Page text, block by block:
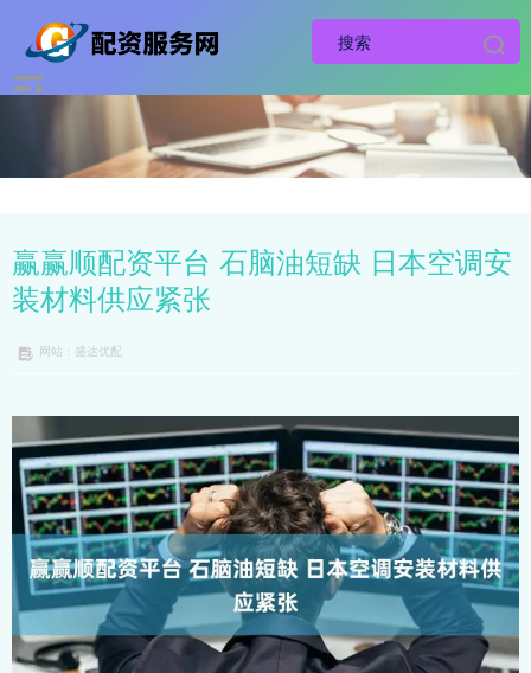
赢赢顺配资平台 石脑油短缺 日本空调安
装材料供应紧张
网站：盛达优配